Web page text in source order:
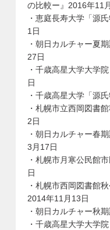
の比較ー』2016年11
・恵庭長寿大学「源
1日
・朝日カルチャー夏
27日
・千歳高星大学大学
日
・千歳高星大学「源
・札幌市立西岡図書
2日
・朝日カルチャー春
3月17日
・札幌市月寒公民館
日
・札幌市西岡図書館
2014年11月13日
・朝日カルチャー秋
・千歳高星大学大学